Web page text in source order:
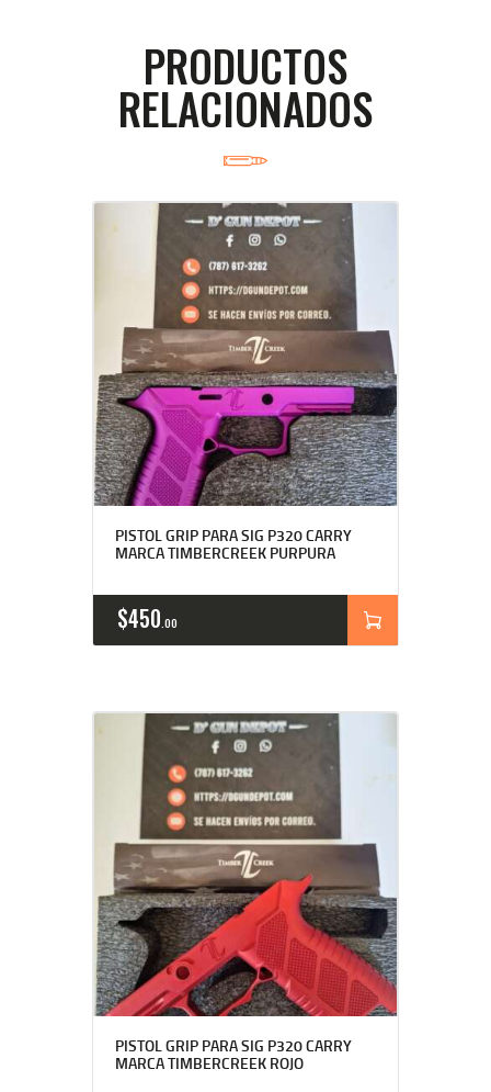
PRODUCTOS
RELACIONADOS
PISTOL GRIP PARA SIG P320 CARRY
MARCA TIMBERCREEK PURPURA
$450 00
PISTOL GRIP PARA SIG P320 CARRY
MARCA TIMBERCREEK ROJO